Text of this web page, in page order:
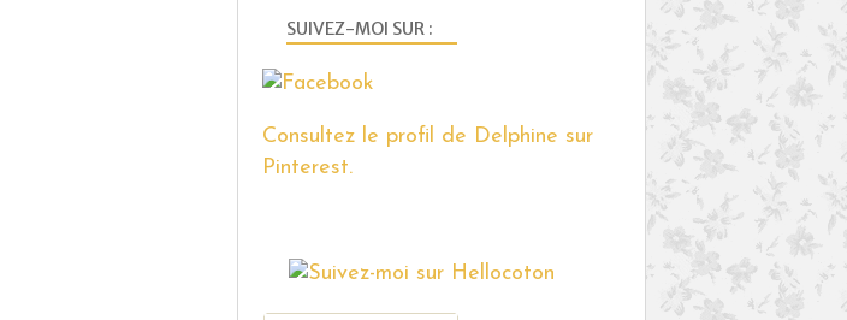
SUIVEZ-MOI SUR :
Consultez le profil de Delphine sur
Pinterest.